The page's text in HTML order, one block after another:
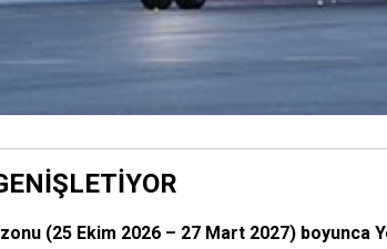
(25 Ekim 2026 – 27 Mart 2027) boyunca